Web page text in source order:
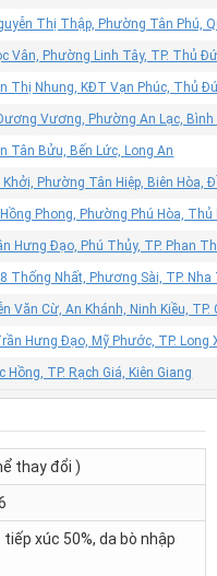
Thị Thập, Phường Tân Phú,
Vân, Phường Linh Tây, TP. Thủ
Thị Nhung, KĐT Vạn Phúc, Thủ
Vương, Phường An Lạc, Bình
Tân Bửu, Bến Lức, Long An
Phường Tân Hiệp, Biên Hòa,
Hồng Phong, Phường Phú Hòa,
Hưng Đạo, Phú Thủy, TP. Phan
Thống Nhất, Phương Sài, TP.
Văn Cừ, An Khánh, Ninh Kiều,
Hưng Đạo, Mỹ Phước, TP. Long
Hồng, TP. Rạch Giá, Kiên Giang
thay đổi )
xúc 50%, da bò nhập